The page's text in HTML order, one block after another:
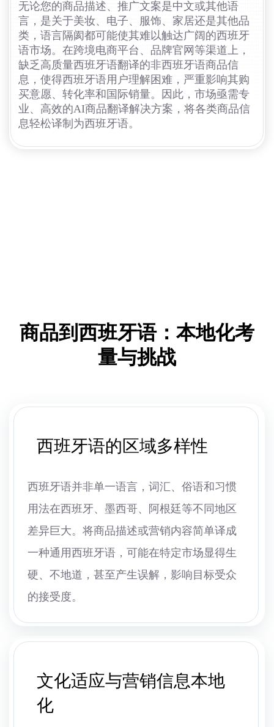
无论您的商品描述、推广文案是中文或其他语
言，是关于美妆、电子、服饰、家居还是其他品
类，语言隔阂都可能使其难以触达广阔的西班牙
语市场。在跨境电商平台、品牌官网等渠道上，
缺乏高质量西班牙语翻译的非西班牙语商品信
息，使得西班牙语用户理解困难，严重影响其购
买意愿、转化率和国际销量。因此，市场亟需专
业、高效的AI商品翻译解决方案，将各类商品信
息轻松译制为西班牙语。
商品到西班牙语：本地化考
量与挑战
西班牙语的区域多样性
西班牙语并非单一语言，词汇、俗语和习惯
用法在西班牙、墨西哥、阿根廷等不同地区
差异巨大。将商品描述或营销内容简单译成
一种通用西班牙语，可能在特定市场显得生
硬、不地道，甚至产生误解，影响目标受众
的接受度。
文化适应与营销信息本地
化